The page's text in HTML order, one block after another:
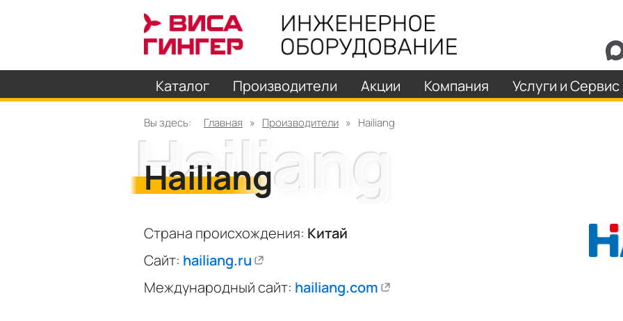
Каталог Производители Акции Компания Услуги и Сервис
Вы здесь: Главная » Производители » Hailiang
Hailiang
Страна происхождения: Китай
Сайт: hailiang.ru
Международный сайт: hailiang.com